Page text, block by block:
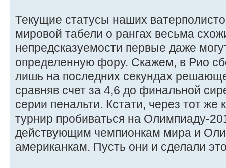
Текущие статусы наших
мировой табели о рангах весьма
непредсказуемости первые даже
определенную фору. Скажем, в Рио
лишь на последних секундах
сравняв счет за 4,6 до финальной
серии пенальти. Кстати, через тот
турнир пробиваться на Олимпиаду-
действующим чемпионкам мира и
американкам. Пусть они и сделали